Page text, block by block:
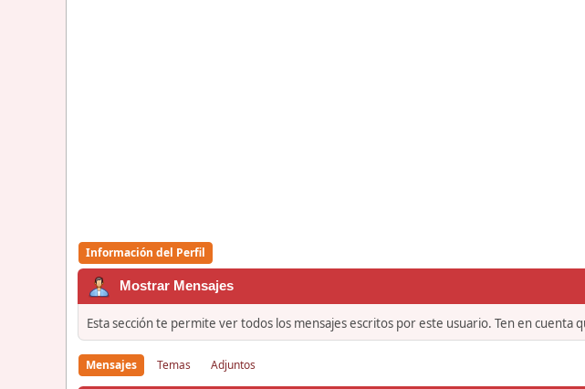
Información del Perfil
Mostrar Mensajes
Esta sección te permite ver todos los mensajes escritos por este usuario. Ten en
Mensajes Temas Adjuntos